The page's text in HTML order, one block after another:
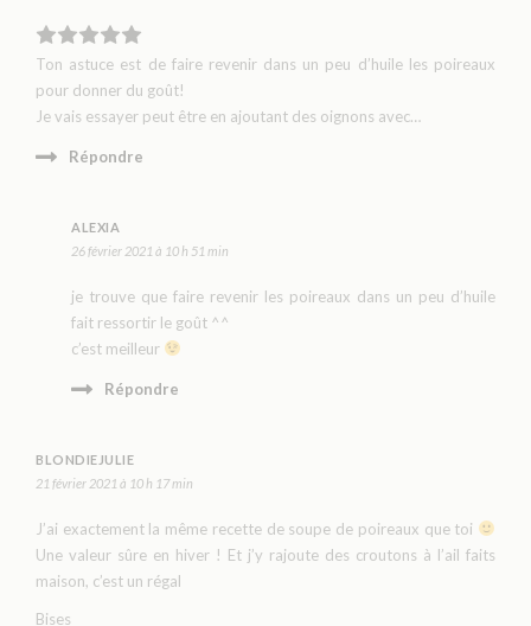
Ton astuce est de faire revenir dans un peu d’huile les poireaux
pour donner du goût!
Je vais essayer peut être en ajoutant des oignons avec…
Répondre
ALEXIA
26 février 2021 à 10 h 51 min
je trouve que faire revenir les poireaux dans un peu d’huile
fait ressortir le goût ^^
c’est meilleur
Répondre
BLONDIEJULIE
21 février 2021 à 10 h 17 min
J’ai exactement la même recette de soupe de poireaux que toi
Une valeur sûre en hiver ! Et j’y rajoute des croutons à l’ail faits
maison, c’est un régal
Bises